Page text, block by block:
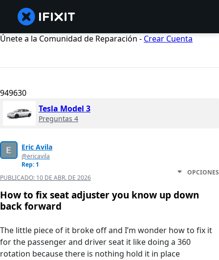
Únete a la Comunidad de Reparación - Crear Cuenta
949630
Tesla Model 3
Preguntas 4
Eric Avila
@ericavila
Rep: 1
PUBLICADO: 10 DE ABR. DE 2026
OPCIONES
How to fix seat adjuster you know up down
back forward
The little piece of it broke off and I’m wonder how to fix it
for the passenger and driver seat it like doing a 360
rotation because there is nothing hold it in place